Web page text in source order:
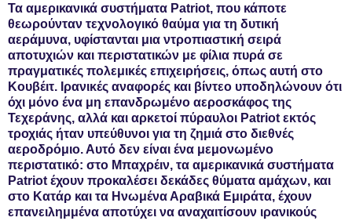
Τα αμερικανικά συστήματα Patriot, που κάποτε
θεωρούνταν τεχνολογικό θαύμα για τη δυτική
αεράμυνα, υφίστανται μια ντροπιαστική σειρά
αποτυχιών και περιστατικών με φίλια πυρά σε
πραγματικές πολεμικές επιχειρήσεις, όπως αυτή στο
Κουβέιτ. Ιρανικές αναφορές και βίντεο υποδηλώνουν ότι
όχι μόνο ένα μη επανδρωμένο αεροσκάφος της
Τεχεράνης, αλλά και αρκετοί πύραυλοι Patriot εκτός
τροχιάς ήταν υπεύθυνοι για τη ζημιά στο διεθνές
αεροδρόμιο. Αυτό δεν είναι ένα μεμονωμένο
περιστατικό: στο Μπαχρέιν, τα αμερικανικά συστήματα
Patriot έχουν προκαλέσει δεκάδες θύματα αμάχων, και
στο Κατάρ και τα Ηνωμένα Αραβικά Εμιράτα, έχουν
επανειλημμένα αποτύχει να αναχαιτίσουν ιρανικούς